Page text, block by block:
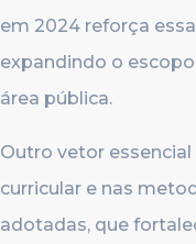
em 2024 reforça
expandindo o
área pública.
Outro vetor
curricular e nas
adotadas, que